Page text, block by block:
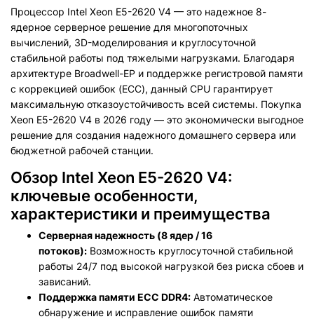
Процессор Intel Xeon E5-2620 V4 — это надежное 8-
ядерное серверное решение для многопоточных
вычислений, 3D-моделирования и круглосуточной
стабильной работы под тяжелыми нагрузками. Благодаря
архитектуре Broadwell-EP и поддержке регистровой памяти
с коррекцией ошибок (ECC), данный CPU гарантирует
максимальную отказоустойчивость всей системы. Покупка
Xeon E5-2620 V4 в 2026 году — это экономически выгодное
решение для создания надежного домашнего сервера или
бюджетной рабочей станции.
Обзор Intel Xeon E5-2620 V4:
ключевые особенности,
характеристики и преимущества
Серверная надежность (8 ядер / 16
потоков): Возможность круглосуточной стабильной
работы 24/7 под высокой нагрузкой без риска сбоев и
зависаний.
Поддержка памяти ECC DDR4: Автоматическое
обнаружение и исправление ошибок памяти